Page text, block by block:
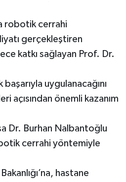
robotik cerrahi
gerçekleştiren
katkı sağlayan Prof. Dr.
uygulanacağını
açısından önemli kazanım
Dr. Burhan Nalbantoğlu
cerrahi yöntemiyle
hastane